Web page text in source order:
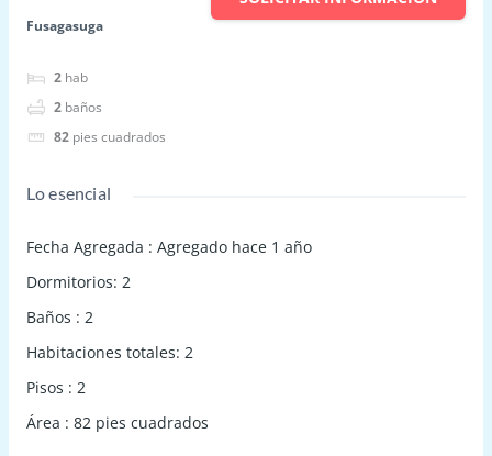
Fusagasuga
2 hab
2 baños
82 pies cuadrados
Lo esencial
Fecha Agregada : Agregado hace 1 año
Dormitorios: 2
Baños : 2
Habitaciones totales: 2
Pisos : 2
Área : 82 pies cuadrados